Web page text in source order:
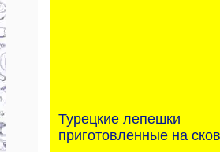
Турецкие лепешки
приготовленные на